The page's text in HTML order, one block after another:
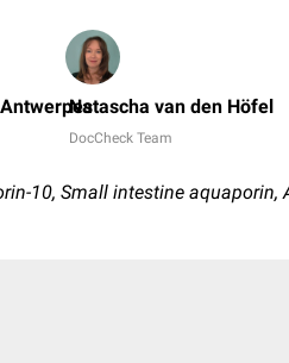
Natascha van den Höfel
DocCheck Team
10, Small intestine aquaporin,